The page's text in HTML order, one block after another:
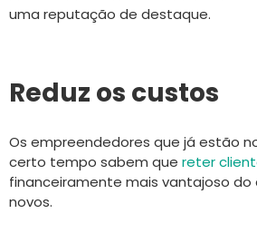
uma reputação de destaque.
Reduz os custos
Os empreendedores que já estão
certo tempo sabem que reter
financeiramente mais vantajoso do
novos.